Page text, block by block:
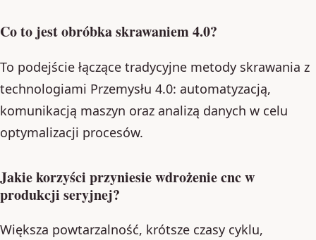
Co to jest obróbka skrawaniem 4.0?
To podejście łączące tradycyjne metody skrawania z
technologiami Przemysłu 4.0: automatyzacją,
komunikacją maszyn oraz analizą danych w celu
optymalizacji procesów.
Jakie korzyści przyniesie wdrożenie cnc w
produkcji seryjnej?
Większa powtarzalność, krótsze czasy cyklu,